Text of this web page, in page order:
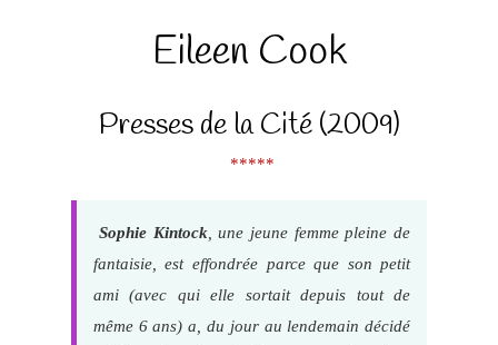
Eileen Cook
Presses de la Cité (2009)
*****
Sophie Kintock, une jeune femme pleine de
fantaisie, est effondrée parce que son petit
ami (avec qui elle sortait depuis tout de
même 6 ans) a, du jour au lendemain décidé